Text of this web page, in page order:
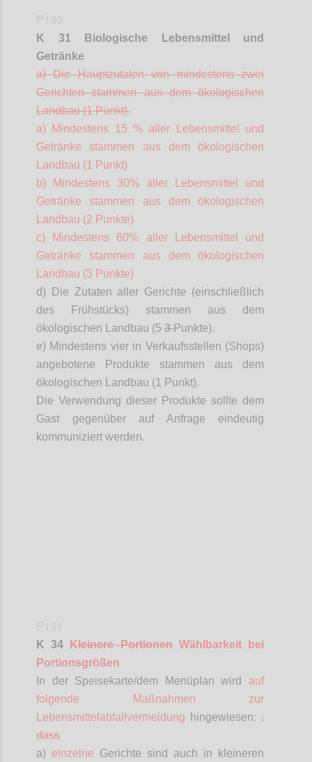
K 31 Biologische Lebensmittel und
Getränke
a) Die Hauptzutaten von mindestens zwei
Gerichten stammen aus dem ökologischen
Landbau (1 Punkt).
a) Mindestens 15 % aller Lebensmittel und
Getränke stammen aus dem ökologischen
Landbau (1 Punkt)
b) Mindestens 30% aller Lebensmittel und
Getränke stammen aus dem ökologischen
Landbau (2 Punkte)
c) Mindestens 60% aller Lebensmittel und
Getränke stammen aus dem ökologischen
Landbau (3 Punkte)
d) Die Zutaten aller Gerichte (einschließlich
des Frühstücks) stammen aus dem
ökologischen Landbau (5 3Punkte).
e) Mindestens vier in Verkaufsstellen (Shops)
angebotene Produkte stammen aus dem
ökologischen Landbau (1 Punkt).
Die Verwendung dieser Produkte sollte dem
Gast gegenüber auf Anfrage eindeutig
kommuniziert werden.
K 34Kleinere PortionenWählbarkeit bei
Portionsgrößen
In der Speisekarte/dem Menüplan wird auf
folgende Maßnahmen zur
Lebensmittelabfallvermeidung
hingewiesen: ,
dass
a) einzelne Gerichte sind auch in kleineren